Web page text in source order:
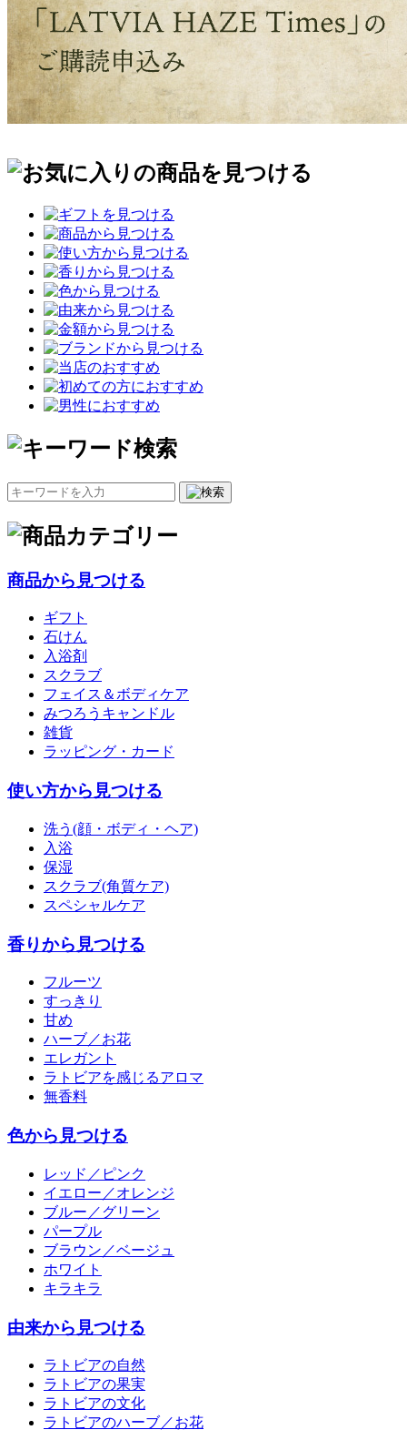
商品から見つける
ギフト
石けん
入浴剤
スクラブ
フェイス＆ボディケア
みつろうキャンドル
雑貨
ラッピング・カード
使い方から見つける
洗う(顔・ボディ・ヘア)
入浴
保湿
スクラブ(角質ケア)
スペシャルケア
香りから見つける
フルーツ
すっきり
甘め
ハーブ／お花
エレガント
ラトビアを感じるアロマ
無香料
色から見つける
レッド／ピンク
イエロー／オレンジ
ブルー／グリーン
パープル
ブラウン／ベージュ
ホワイト
キラキラ
由来から見つける
ラトビアの自然
ラトビアの果実
ラトビアの文化
ラトビアのハーブ／お花